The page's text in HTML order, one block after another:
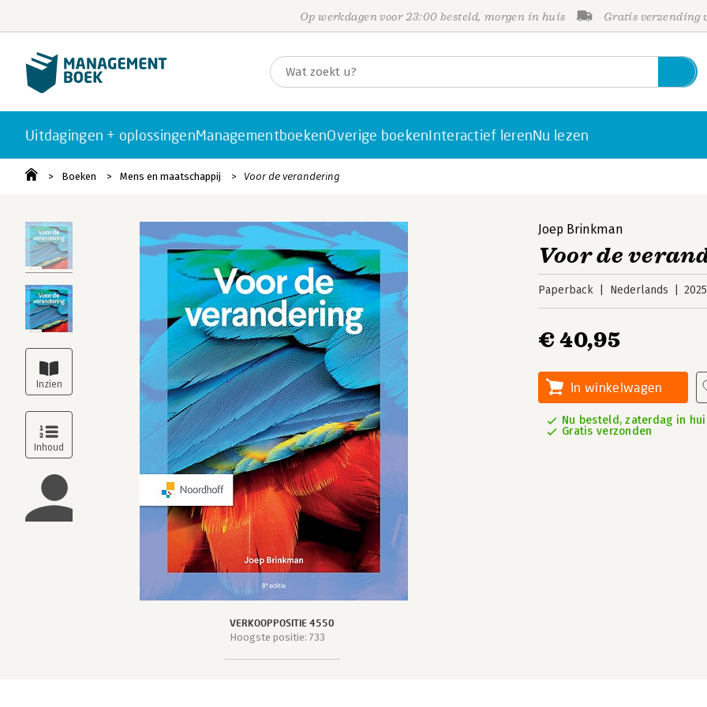
Op werkdagen voor 23:00 besteld, morgen in huis Gratis verzending
Uitdagingen + oplossingenManagementboekenOverige boekenInteractief lerenNu lezen
Boeken Mens en maatschappij Voor de verandering
VERKOOPPOSITIE 4550
Hoogste positie: 733
Joep Brinkman
Voor de
Paperback Nederlands 2025
€ 40,95
In winkelwagen
Nu besteld, zaterdag in
Gratis verzonden